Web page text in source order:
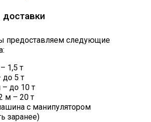
гибочные изделия
предоставляем следующие
1,5 т
до 5 т
до 10 т
м – 20 т
с манипулятором
заранее)